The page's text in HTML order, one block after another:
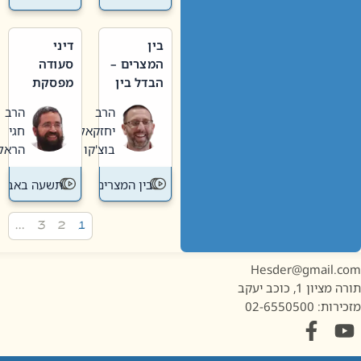
בין
המצרים –
הבדל בין
חדשה
לישנה
הרב
יחזקאל
בוצ'קו
בין המצרים
דיני
סעודה
מפסקת
תשעה
באב
הרב
חגי
הראל
תשעה באב
1, כוכב יעקב
02-6550500